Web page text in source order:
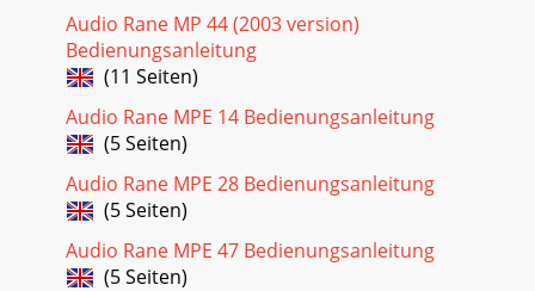
Audio Rane MP 44 (2003 version)
Bedienungsanleitung
(11 Seiten)
Audio Rane MPE 14 Bedienungsanleitung
(5 Seiten)
Audio Rane MPE 28 Bedienungsanleitung
(5 Seiten)
Audio Rane MPE 47 Bedienungsanleitung
(5 Seiten)